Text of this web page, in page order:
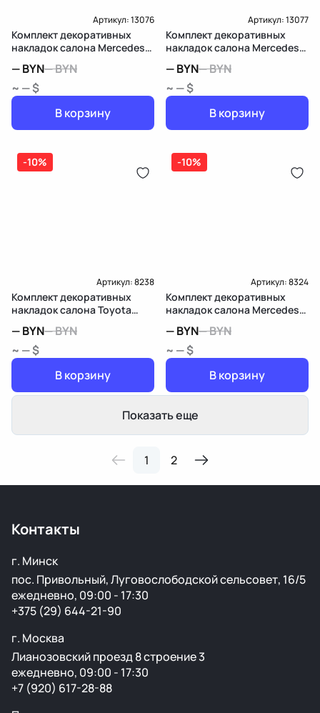
Артикул:13076
Комплект декоративных
накладок салона Mercedes-
—BYN—BYN
~ — $
В корзину
Артикул:13077
Комплект декоративных
накладок салона Mercedes-
—BYN—BYN
~ — $
В корзину
-10%
Артикул:8238
Комплект декоративных
накладок салона Toyota
—BYN—BYN
~ — $
В корзину
-10%
Артикул:8324
Комплект декоративных
накладок салона Mercedes-
—BYN—BYN
~ — $
В корзину
Показать еще
1 2
Контакты
г. Минск
пос. Привольный, Луговослободской сельсовет, 16/5
ежедневно, 09:00 - 17:30
+375 (29) 644-21-90
г. Москва
Лианозовский проезд 8 строение 3
ежедневно, 09:00 - 17:30
+7 (920) 617-28-88